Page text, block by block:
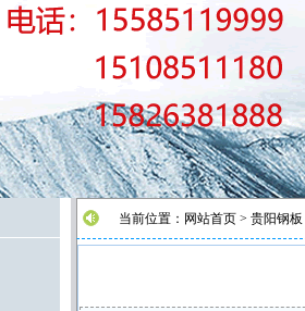
当前位置： 网站首页 > 贵阳钢板